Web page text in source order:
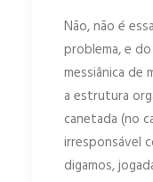
Não, não é
problema, e
messiânica de
a estrutura
canetada (no
irresponsável
digamos,